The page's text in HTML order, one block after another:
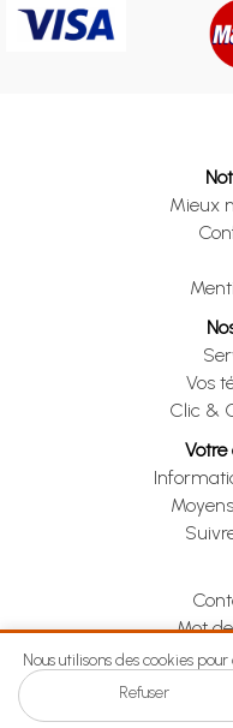
Mieux
Vos
Clic &
Mot
Je
Nous utilisons des cookies
Refuser